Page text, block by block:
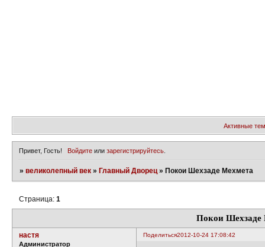
Активные
Привет, Гость! Войдитеили зарегистрируйтесь.
»великолепный век » Главный Дворец » Покои Шехзаде Мехмета
Покои Шехзаде
Страница:1
Поделиться2012-10-24 17:08:42
настя
Администратор